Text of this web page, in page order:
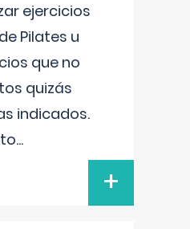
ejercicios
Pilates u
que no
quizás
indicados.
...
+